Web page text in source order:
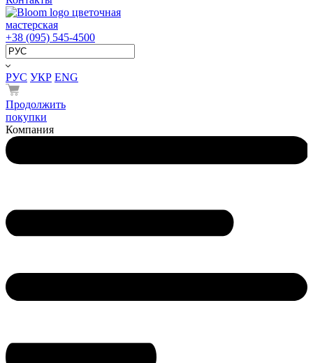
цветочная
мастерская
+38 (095) 545-4500
РУС УКР ENG
Продолжить
покупки
Компания